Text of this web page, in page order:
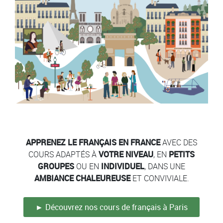
Colonne
APPRENEZ LE FRANÇAIS EN FRANCEAVEC DES
COURS ADAPTÉS ÀVOTRE NIVEAU, EN PETITS
GROUPES OU EN INDIVIDUEL, DANS UNE
AMBIANCE CHALEUREUSEET CONVIVIALE.
► Découvrez nos cours de français à Paris